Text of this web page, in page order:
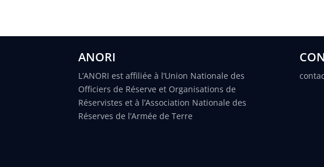
ANORI
L’ANORI est affiliée à l’Union Nationale des
Officiers de Réserve et Organisations de
Réservistes et à l’Association Nationale des
Réserves de l’Armée de Terre